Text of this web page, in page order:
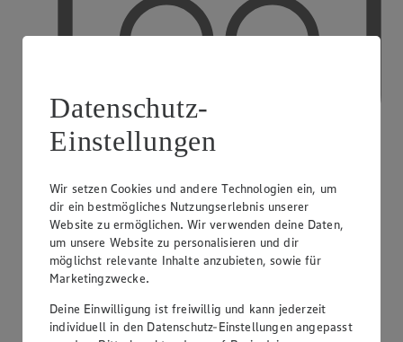
PAYBACK
Datenschutz-
Einstellungen
Wir setzen Cookies und andere Technologien ein, um
dir ein bestmögliches Nutzungserlebnis unserer
Website zu ermöglichen. Wir verwenden deine Daten,
um unsere Website zu personalisieren und dir
möglichst relevante Inhalte anzubieten, sowie für
Marketingzwecke.
Deine Einwilligung ist freiwillig und kann jederzeit
individuell in den Datenschutz-Einstellungen angepasst